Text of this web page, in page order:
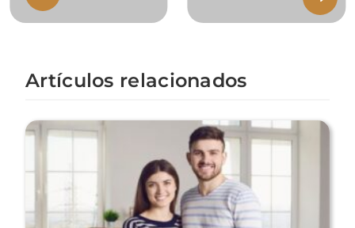
Artículos relacionados